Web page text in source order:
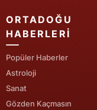
ORTADOĞU
HABERLERI
Popüler Haberler
Astroloji
Sanat
Gözden Kaçmasın